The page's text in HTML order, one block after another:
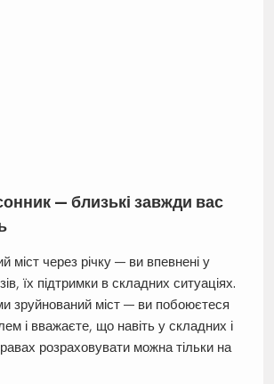
— близькі завжди вас
міст через річку — ви впевнені у
їх підтримки в складних ситуаціях.
зруйнований міст — ви побоюєтеся
і вважаєте, що навіть у складних і
розраховувати можна тільки на